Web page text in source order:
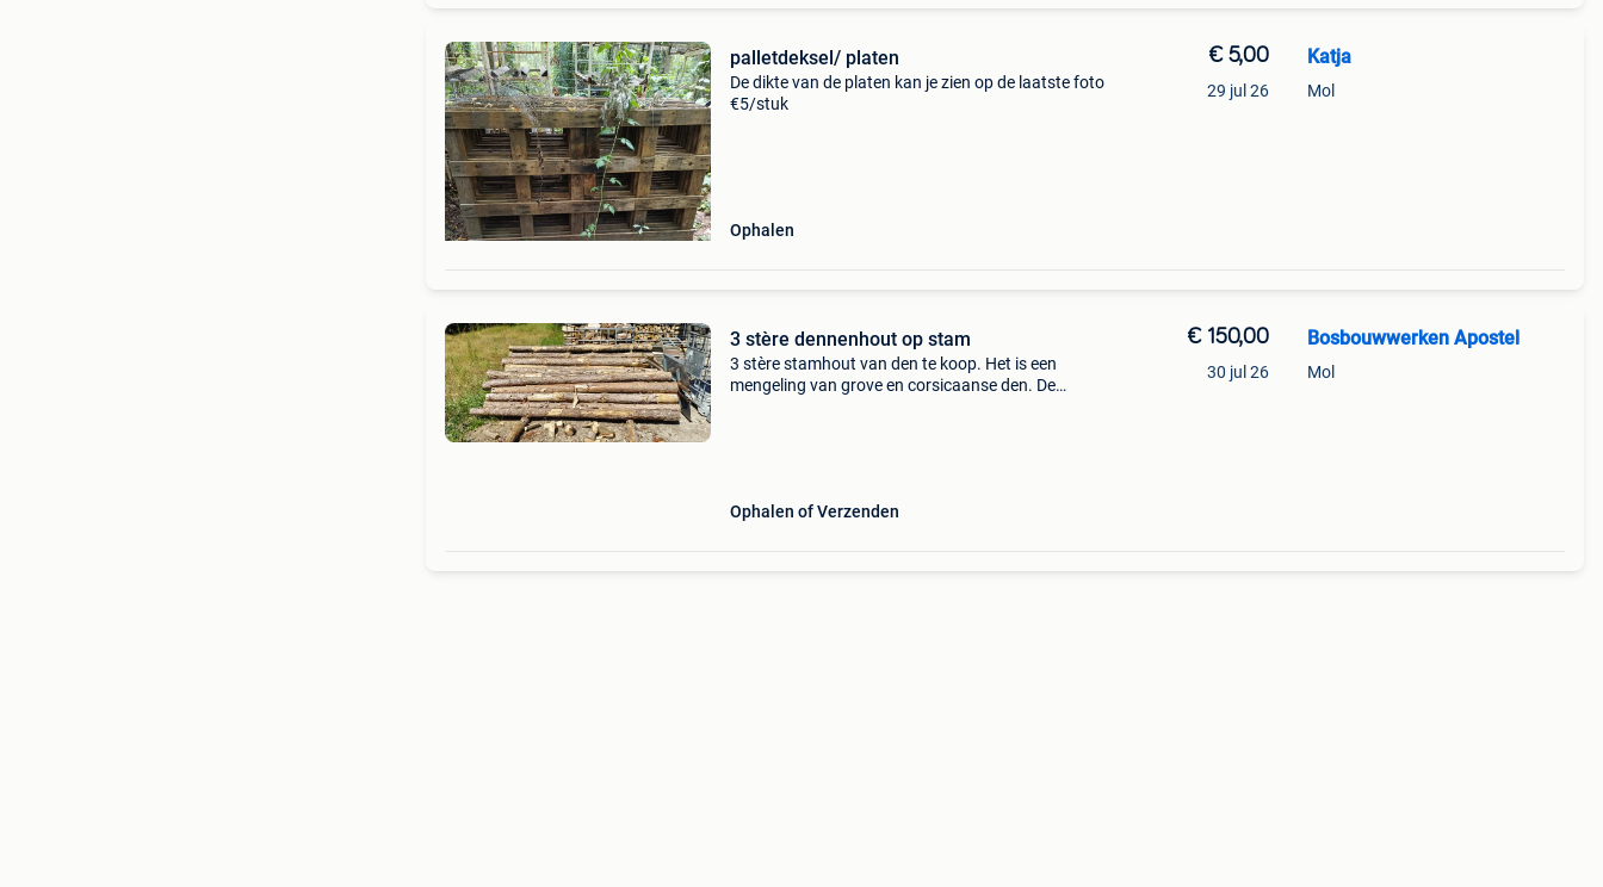
palletdeksel/ platen
De dikte van de platen kan je zien op de laatste foto
€5/stuk
Ophalen
€ 5,00
29 jul 26
Katja
Mol
3 stère dennenhout op stam
3 stère stamhout van den te koop. Het is een
mengeling van grove en corsicaanse den. De
Ophalen of Verzenden
€ 150,00
30 jul 26
Bosbouwwerken Apostel
Mol